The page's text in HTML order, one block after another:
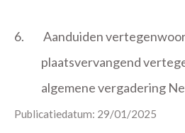
6.
Aanduiden
plaatsvervangend
algemene vergadering
Publicatiedatum: 29/01/2025